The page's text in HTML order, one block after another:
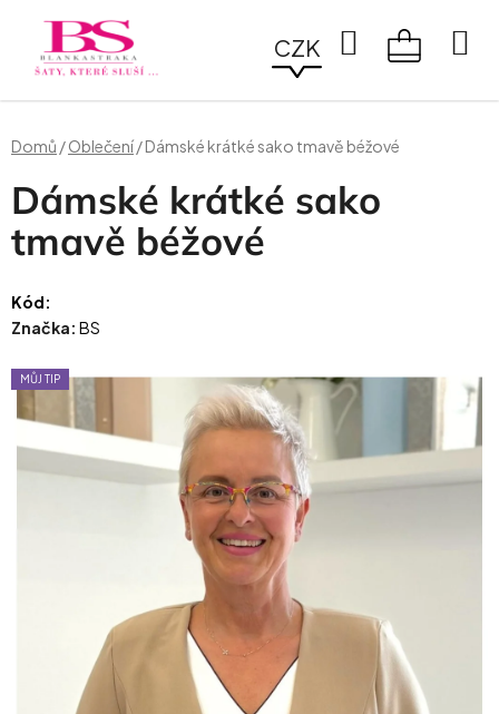
obsah
CZK
Hledat
Domů /Oblečení/Dámské krátké sako tmavě béžové
Dámské krátké sako
tmavě béžové
Kód:
Značka: BS
MŮJ TIP